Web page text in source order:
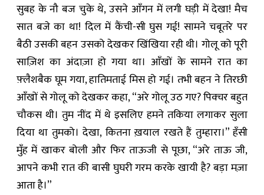
सुबह के नौ बज चुके थे, उसने आँगन में लगी घड़ी में देखा! मैच
सात बजे का था! दिल में कैंची-सी घुस गई! सामने चबूतरे पर
बैठी उसकी बहन उसको देखकर खिंखिया रही थी। गोलू को पूरी
साज़िश का अंदाज़ा हो गया था। आँखों के सामने रात का
फ़्लैशबैक घूम गया, हातिमताई मिस हो गई। तभी बहन ने तिरछी
आँखों से गोलू को देखकर कहा, “अरे गोलू उठ गए? पिक्चर बहुत
चौकस थी। तुम नींद में थे इसलिए हमने तकिया लगाकर सुला
दिया था तुमको। देखा, कितना ख़याल रखते हैं तुम्हारा।” हँसी
मुँह में खाकर बोली और फिर ताऊजी से पूछा, “अरे ताऊ जी,
आपने कभी रात की बासी घुघरी गरम करके खायी है? बड़ा मज़ा
आता है।”